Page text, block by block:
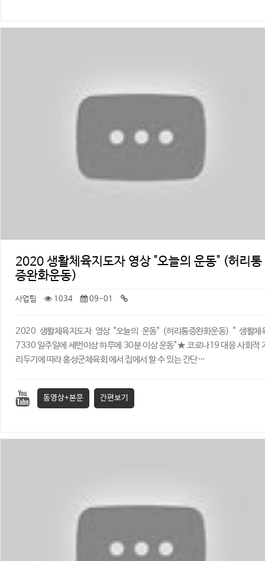
2020 생활체육지도자 영상 "오늘의 운동" (허리통
증완화운동)
사업팀 1034 09-01
2020 생활체육지도자 영상 "오늘의 운동" (허리통증완화운동) ​" 생활체
7330 일주일에 세번이상 하루에 30분 이상 운동" ★ 코로나19 대응 사회적
리두기에 따라 홍성군체육회 에서 집에서 할 수 있는 간단…
동영상+본문 간편보기